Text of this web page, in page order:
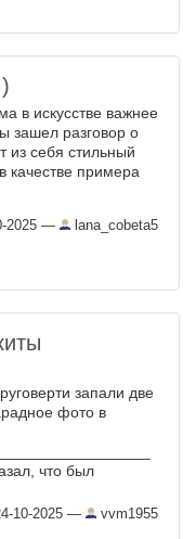
в искусстве важнее
зашел разговор о
из себя стильный
качестве примера
2025 — lana_cobeta5
запали две
фото в
что был
10-2025 — vvm1955